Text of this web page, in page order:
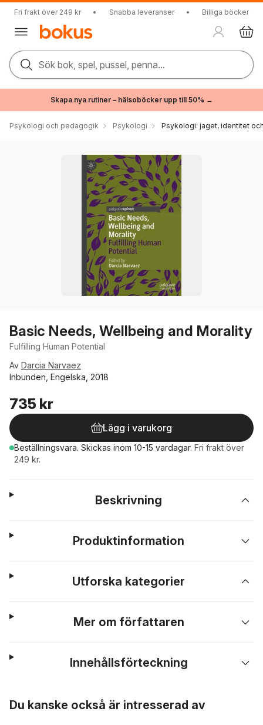
Fri frakt över 249 kr • Snabba leveranser • Billiga böcker
Sök bok, spel, pussel, penna...
Skapa nya rutiner – hälsoböcker upp till 50% →
Psykologi och pedagogik Psykologi Psykologi: jaget, identitet
Basic Needs, Wellbeing and Morality
Fulfilling Human Potential
Av Darcia Narvaez
Inbunden, Engelska, 2018
735 kr
Lägg i varukorg
Beställningsvara. Skickas inom 10-15 vardagar. Fri frakt över
249 kr.
Beskrivning
Produktinformation
Utforska kategorier
Mer om författaren
Innehållsförteckning
Du kanske också är intresserad av